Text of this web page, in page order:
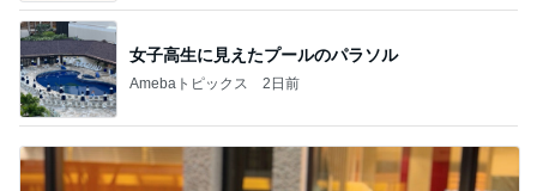
女子高生に見えたプールのパラソル
Amebaトピックス 2日前